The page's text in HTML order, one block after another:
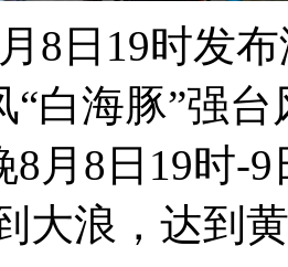
8日19时发
“白海豚”强
8月8日19时-
大浪，达到